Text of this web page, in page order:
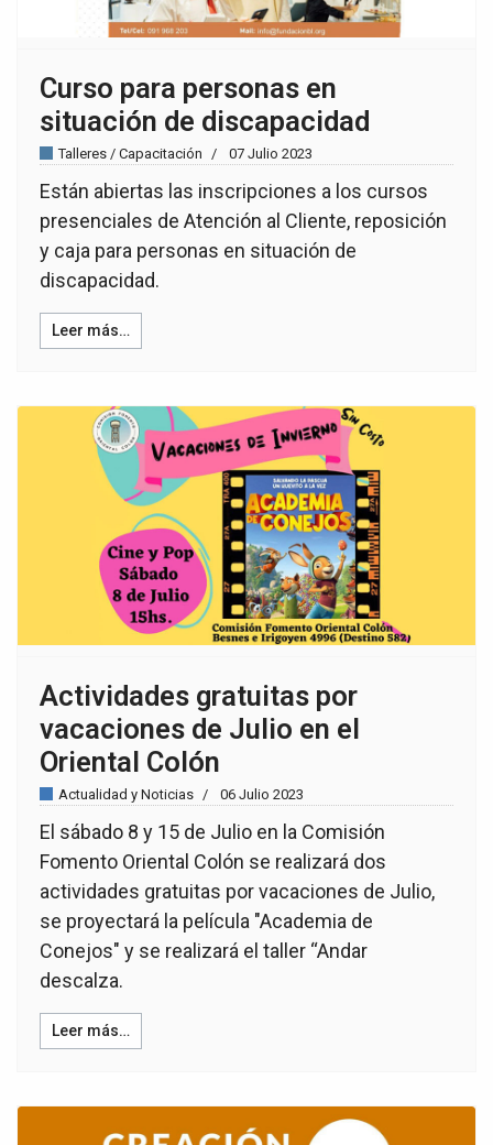
Curso para personas en
situación de discapacidad
Talleres / Capacitación 07 Julio 2023
Están abiertas las inscripciones a los cursos
presenciales de Atención al Cliente, reposición
y caja para personas en situación de
discapacidad.
Leer más…
Actividades gratuitas por
vacaciones de Julio en el
Oriental Colón
Actualidad y Noticias 06 Julio 2023
El sábado 8 y 15 de Julio en la Comisión
Fomento Oriental Colón se realizará dos
actividades gratuitas por vacaciones de Julio,
se proyectará la película "Academia de
Conejos" y se realizará el taller “Andar
descalza.
Leer más…